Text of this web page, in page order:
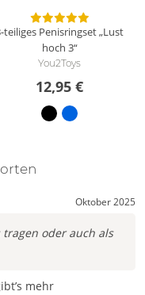
Schlaufe sofort
Gleitgel verwenden.
der Schlaufe
kann einfach mit
Silikon, ABS,
teiliges Penisringset „Lust
hoch 3“
You2Toys
12,95 €
Oktober 2025
oder auch als
mehr